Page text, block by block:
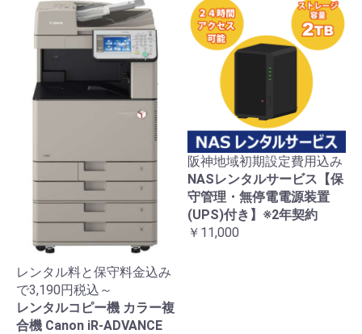
レンタル料と保守料金込み
で3,190円税込～
レンタルコピー機 カラー複
合機 Canon iR-ADVANCE
阪神地域初期設定費用込み
NASレンタルサービス【保
守管理・無停電電源装置
(UPS)付き】※2年契約
￥11,000